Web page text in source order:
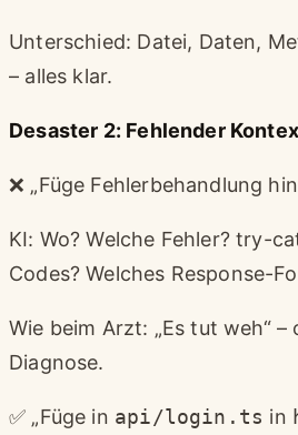
Unterschied: Datei, Daten,
– alles klar.
Desaster 2: Fehlender
❌ „Füge Fehlerbehandlung
KI: Wo? Welche Fehler? try-
Codes? Welches Response-
Wie beim Arzt: „Es tut weh“
Diagnose.
✅ „Füge in api/login.ts in